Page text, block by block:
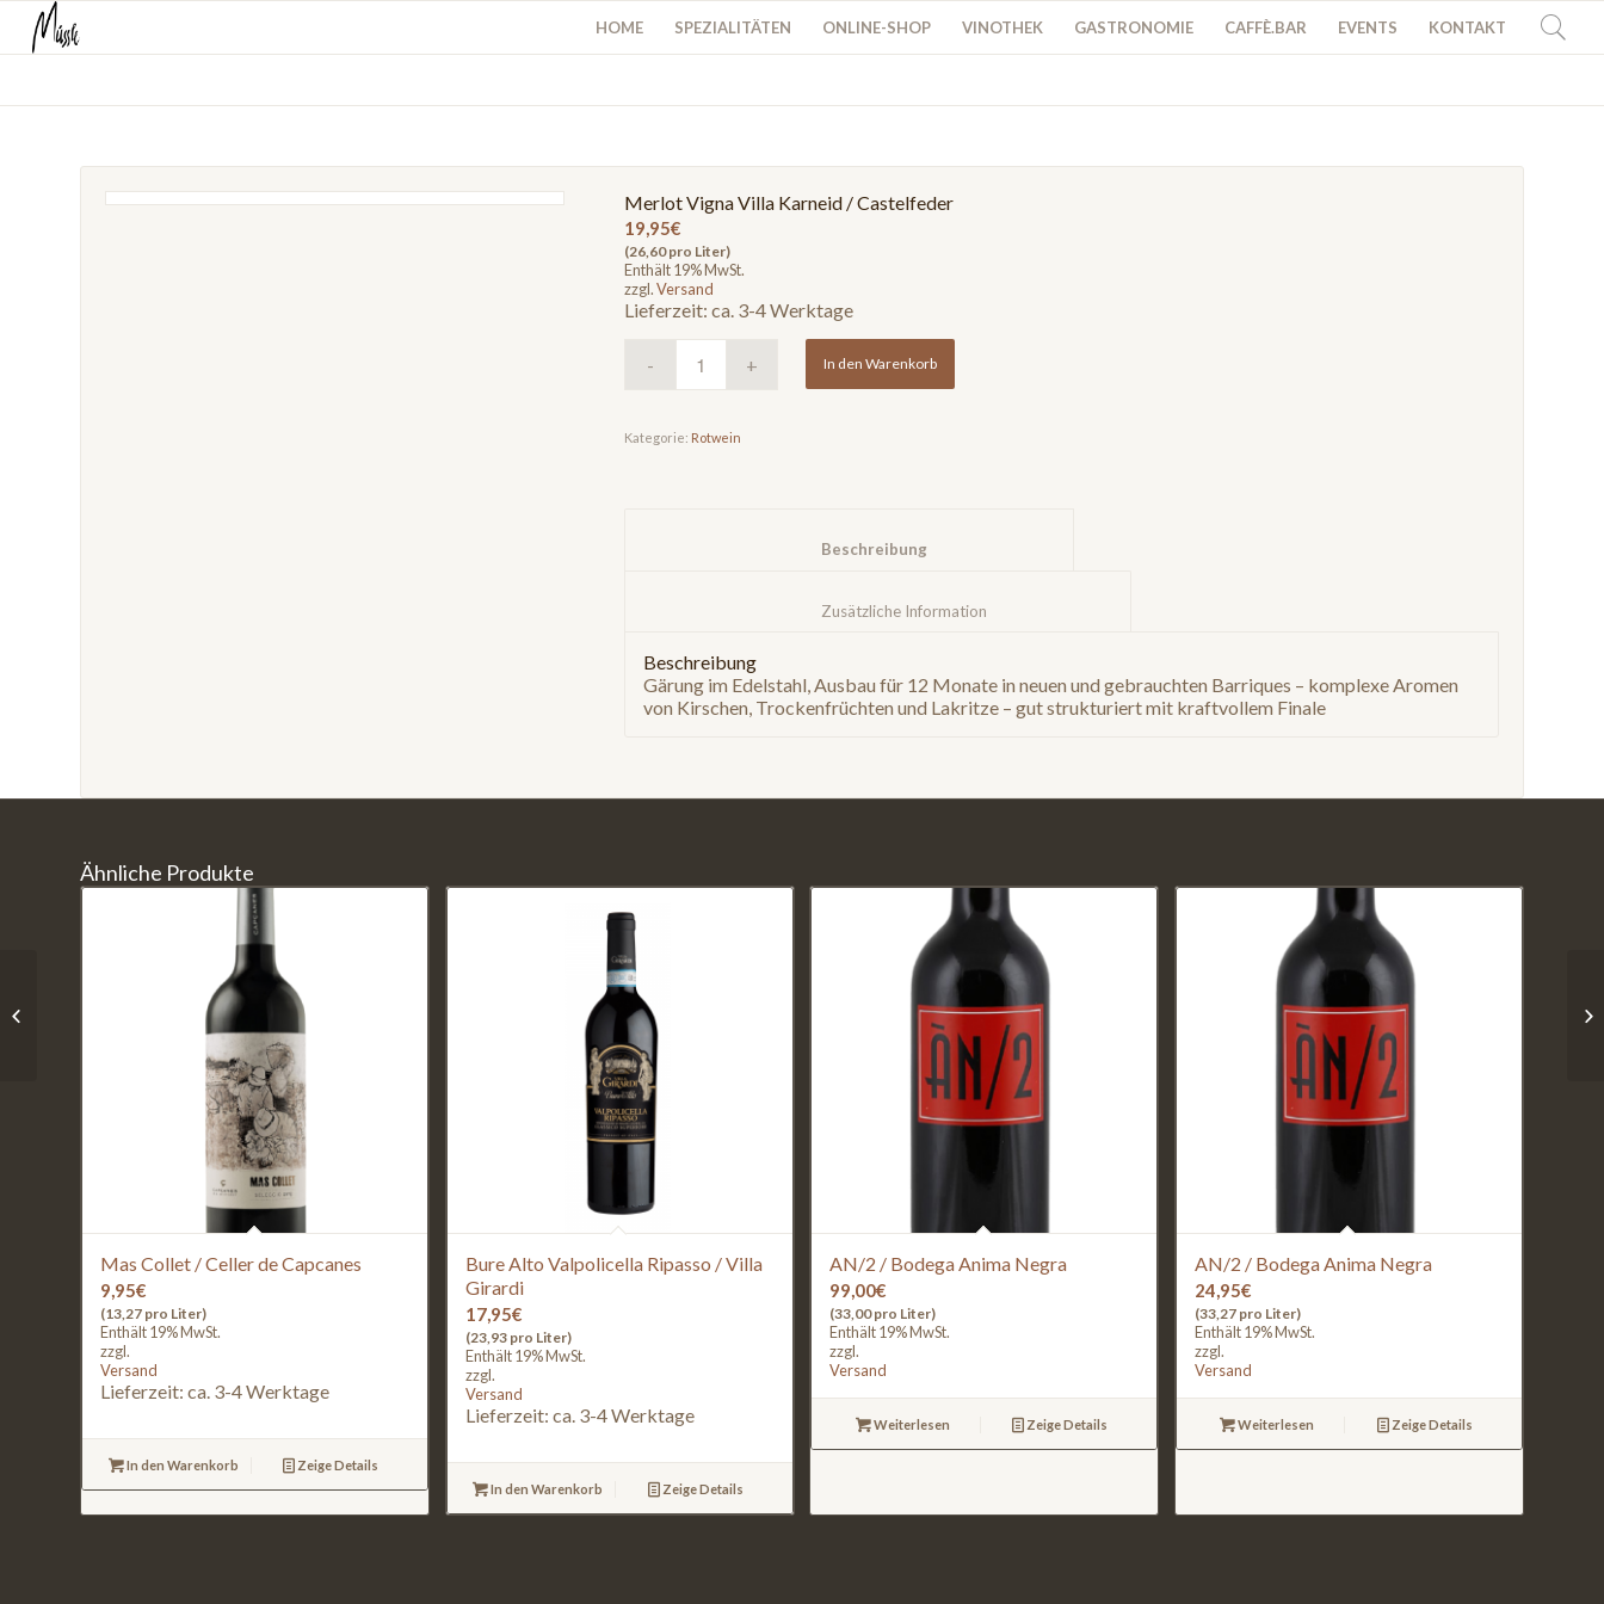
HOME SPEZIALITÄTEN ONLINE-SHOP VINOTHEK GASTRONOMIE CAFFÈ.BAR EVENTS KONTAKT
Merlot Vigna Villa Karneid / Castelfeder
19,95€
(26,60 pro Liter)
Enthält 19% MwSt.
zzgl.Versand
Lieferzeit: ca. 3-4 Werktage
In den Warenkorb
Kategorie: Rotwein
Beschreibung
Gärung im Edelstahl, Ausbau für 12 Monate in neuen und gebrauchten Barriques – komplexe Aromen
von Kirschen, Trockenfrüchten und Lakritze – gut strukturiert mit kraftvollem Finale
Ähnliche Produkte
Mas Collet / Celler de Capcanes
9,95€
(13,27 pro Liter)
Enthält 19% MwSt.
zzgl.
Versand
Lieferzeit: ca. 3-4 Werktage
In den Warenkorb Zeige Details
Bure Alto Valpolicella Ripasso / Villa
Girardi
17,95€
(23,93 pro Liter)
Enthält 19% MwSt.
zzgl.
Versand
Lieferzeit: ca. 3-4 Werktage
In den Warenkorb Zeige Details
AN/2 / Bodega Anima Negra
99,00€
(33,00 pro Liter)
Enthält 19% MwSt.
zzgl.
Versand
Weiterlesen Zeige Details
AN/2 / Bodega Anima Negra
24,95€
(33,27 pro Liter)
Enthält 19% MwSt.
zzgl.
Versand
Weiterlesen Zeige Details